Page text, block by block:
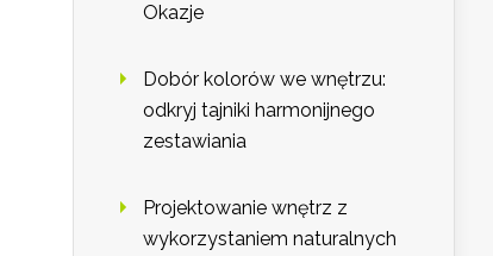
Okazje
Dobór kolorów we wnętrzu:
odkryj tajniki harmonijnego
zestawiania
Projektowanie wnętrz z
wykorzystaniem naturalnych